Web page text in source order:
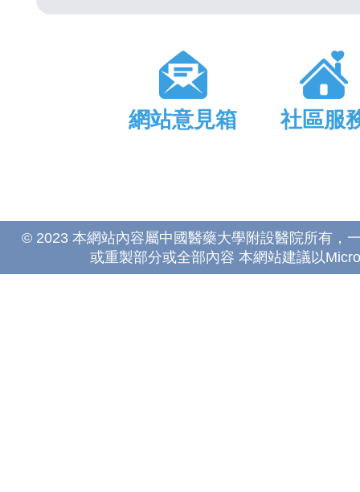
網站意見箱 社區服
© 2023 本網站內容屬中國醫藥大學附設醫院所有，
或重製部分或全部內容 本網站建議以